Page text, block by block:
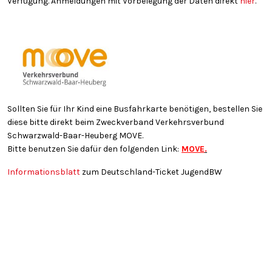
Sollten Sie für Ihr Kind eine Busfahrkarte benötigen, bestellen Sie
diese bitte direkt beim Zweckverband Verkehrsverbund
Schwarzwald-Baar-Heuberg MOVE.
Bitte benutzen Sie dafür den folgenden Link: MOVE.
Informationsblatt zum Deutschland-Ticket JugendBW